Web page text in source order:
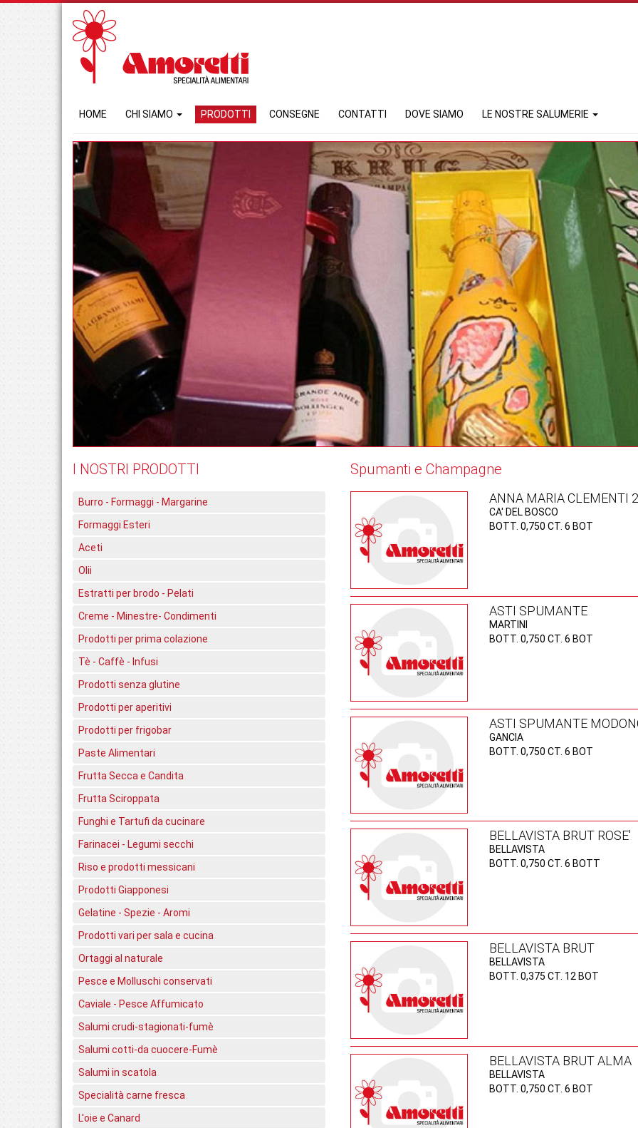
HOME CHI SIAMO PRODOTTI CONSEGNE CONTATTI DOVE SIAMO LE NOSTRE SALUMERIE
I NOSTRI PRODOTTI
Burro - Formaggi - Margarine
Formaggi Esteri
Aceti
Olii
Estratti per brodo - Pelati
Creme - Minestre- Condimenti
Prodotti per prima colazione
Tè - Caffè - Infusi
Prodotti senza glutine
Prodotti per aperitivi
Prodotti per frigobar
Paste Alimentari
Frutta Secca e Candita
Frutta Sciroppata
Funghi e Tartufi da cucinare
Farinacei - Legumi secchi
Riso e prodotti messicani
Prodotti Giapponesi
Gelatine - Spezie - Aromi
Prodotti vari per sala e cucina
Ortaggi al naturale
Pesce e Molluschi conservati
Caviale - Pesce Affumicato
Salumi crudi-stagionati-fumè
Salumi cotti-da cuocere-Fumè
Salumi in scatola
Specialità carne fresca
L'oie e Canard
Spumanti e Champagne
ANNA MARIA CLEMENTI
CA' DEL BOSCO
BOTT. 0,750 CT. 6 BOT
ASTI SPUMANTE
MARTINI
BOTT. 0,750 CT. 6 BOT
ASTI SPUMANTE
GANCIA
BOTT. 0,750 CT. 6 BOT
BELLAVISTA BRUT ROSE'
BELLAVISTA
BOTT. 0,750 CT. 6 BOTT
BELLAVISTA BRUT
BELLAVISTA
BOTT. 0,375 CT. 12 BOT
BELLAVISTA BRUT ALMA
BELLAVISTA
BOTT. 0,750 CT. 6 BOT